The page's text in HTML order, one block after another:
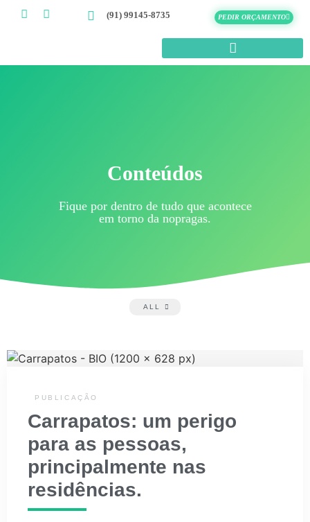
PEDIR ORÇAMENTO
(91) 99145-8735
Conteúdos
Fique por dentro de tudo que acontece
em torno da nopragas.
ALL
PUBLICAÇÃO
Carrapatos: um perigo
para as pessoas,
principalmente nas
residências.